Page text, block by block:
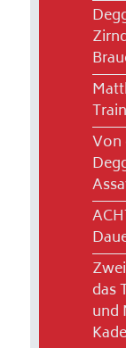
Von
das
und